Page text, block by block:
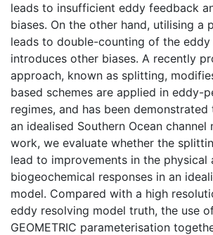
leads to insufficient eddy feedback
biases. On the other hand, utilising a
leads to double-counting of the eddy
introduces other biases. A recently
approach, known as splitting,
based schemes are applied in eddy-
regimes, and has been
an idealised Southern Ocean channel
work, we evaluate whether the
lead to improvements in the physical
biogeochemical responses in an
model. Compared with a high
eddy resolving model truth, the use
GEOMETRIC parameterisation